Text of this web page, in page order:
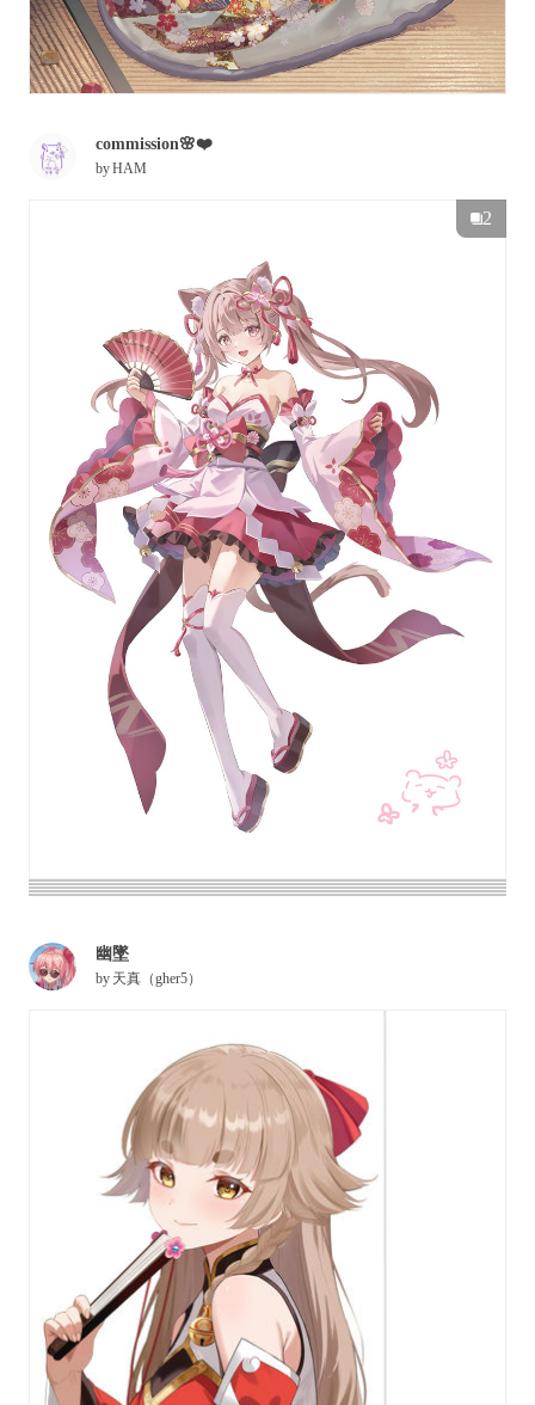
commission🌸❤️
byHAM
2
幽墜
by 天真（gher5）